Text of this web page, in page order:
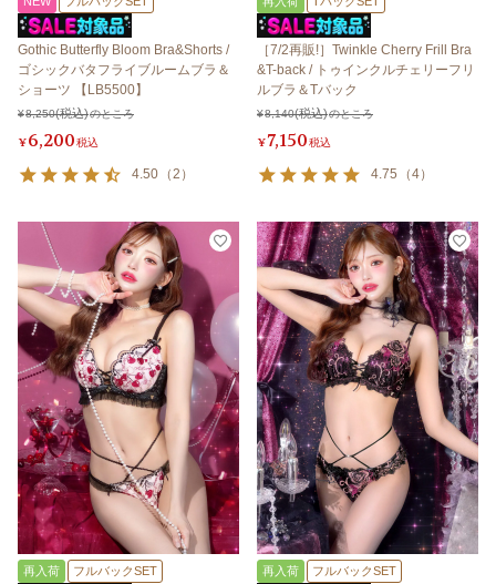
Gothic Butterfly Bloom Bra&Shorts /
ゴシックバタフライブルームブラ＆
ショーツ 【LB5500】
¥8,250 のところ
¥6,200税込
4.50 （2 ）
［7/2再販!］Twinkle Cherry Frill Bra
&T-back / トゥインクルチェリーフリ
ルブラ＆Tバック
¥8,140 のところ
¥7,150税込
4.75 （4）
再入荷 フルバックSET 再入荷 フルバックSET